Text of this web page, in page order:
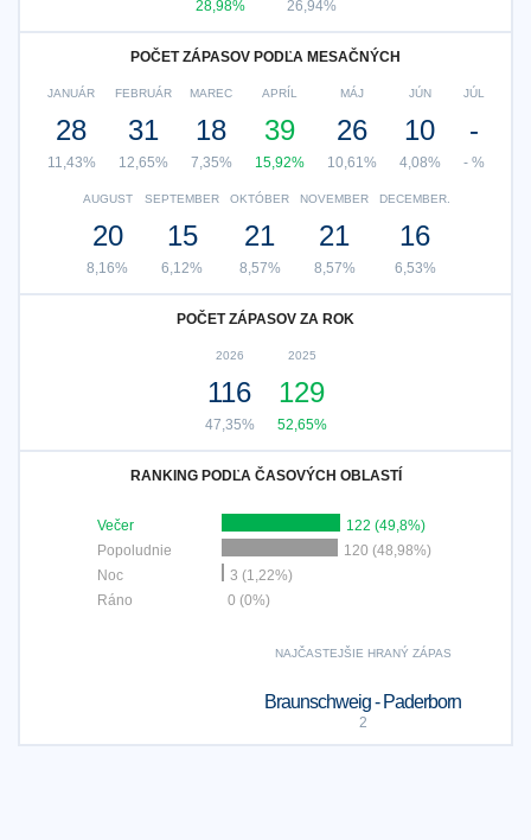
28,98% 26,94%
POČET ZÁPASOV PODĽA MESAČNÝCH
JANUÁR
28
11,43%
FEBRUÁR
31
12,65%
MAREC
18
7,35%
APRÍL
39
15,92%
MÁJ
26
10,61%
JÚN
10
4,08%
JÚL
-
- %
AUGUST
20
8,16%
SEPTEMBER
15
6,12%
OKTÓBER
21
8,57%
NOVEMBER
21
8,57%
DECEMBER.
16
6,53%
POČET ZÁPASOV ZA ROK
2026
116
47,35%
2025
129
52,65%
RANKING PODĽA ČASOVÝCH OBLASTÍ
Večer
122 (49,8%)
Popoludnie
120 (48,98%)
Noc
3 (1,22%)
Ráno
0 (0%)
NAJČASTEJŠIE HRANÝ ZÁPAS
Braunschweig - Paderborn
2